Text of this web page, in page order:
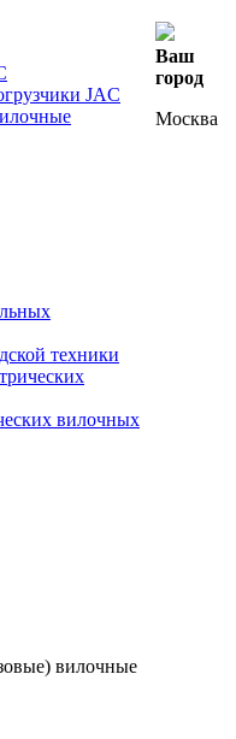
JAC
техники
вилочных
Ваш
город
Москва
вилочные